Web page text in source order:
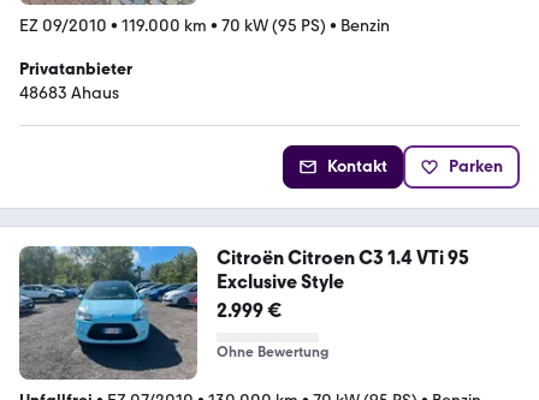
EZ 09/2010 • 119.000 km • 70 kW (95 PS) • Benzin
Privatanbieter
48683 Ahaus
Kontakt Parken
Citroën Citroen C3 1.4 VTi 95
Exclusive Style
2.999 €
Ohne Bewertung